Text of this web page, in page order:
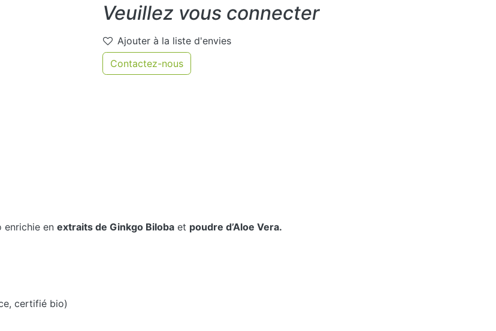
Veuillez vous connecter
Ajouter à la liste d'envies
Contactez-nous
enrichie en extraits de Ginkgo Biloba et poudre d’Aloe Vera.
certifié bio)